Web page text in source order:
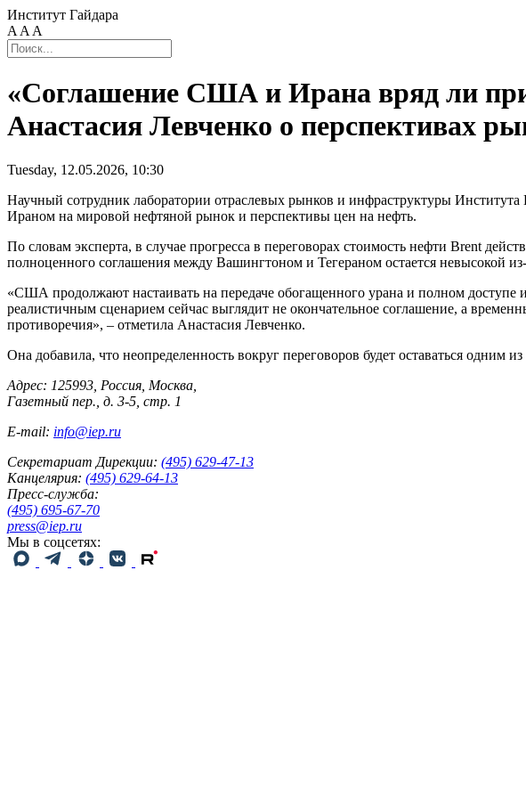
Институт Гайдара
A A A
«Соглашение США и Ирана вряд ли
Анастасия Левченко о перспективах
Tuesday, 12.05.2026, 10:30
Научный сотрудник лаборатории отраслевых рынков и инфраструктуры Института
Ираном на мировой нефтяной рынок и перспективы цен на нефть.
По словам эксперта, в случае прогресса в переговорах стоимость нефти Brent
полноценного соглашения между Вашингтоном и Тегераном остается невысокой из-
«США продолжают настаивать на передаче обогащенного урана и полном
реалистичным сценарием сейчас выглядит не окончательное соглашение, а
противоречия», – отметила Анастасия Левченко.
Она добавила, что неопределенность вокруг переговоров будет оставаться
Адрес: 125993, Россия, Москва,
Газетный пер., д. 3-5, стр. 1
E-mail: info@iep.ru
Секретариат Дирекции: (495) 629-47-13
Канцелярия: (495) 629-64-13
Пресс-служба:
(495) 695-67-70
press@iep.ru
Мы в соцсетях: